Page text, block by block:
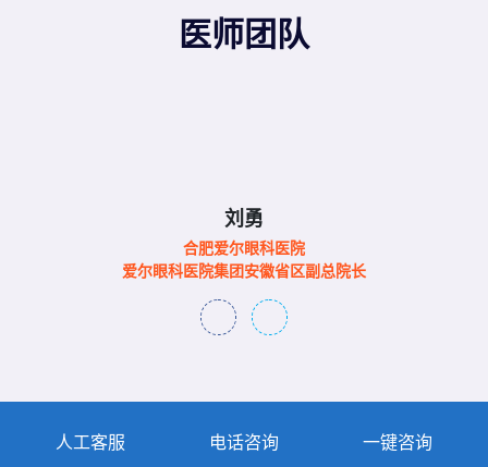
医师团队
刘勇
合肥爱尔眼科医院
爱尔眼科医院集团安徽省区副总院长
李凯
人工客服 电话咨询 一键咨询